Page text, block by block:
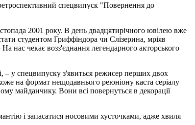
спецвипуск "Повернення до
2001 року. В день двадцятирічного ювілею вже
студентом Гриффіндора чи Слізерина, мріяв
нас чекає возз'єднання легендарного акторського
– у спецвипуску з'явиться режисер перших двох
на формат нещодавнього реюніону каста серіалу
майданчику. Вони всі повернуться в декорації
і запасатися носовими хусточками, адже хвиля